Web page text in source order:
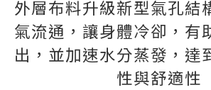
外層布料升級新型氣孔結
氣流通，讓身體冷卻，有
出，並加速水分蒸發，達
性與舒適性